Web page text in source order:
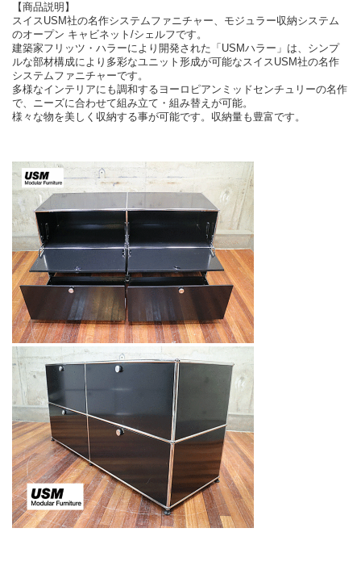
【商品説明】
スイスUSM社の名作システムファニチャー、モジュラー収納システム
のオープン キャビネット/シェルフです。
建築家フリッツ・ハラーにより開発された「USMハラー」は、シンプ
ルな部材構成により多彩なユニット形成が可能なスイスUSM社の名作
システムファニチャーです。
多様なインテリアにも調和するヨーロピアンミッドセンチュリーの名作
で、ニーズに合わせて組み立て・組み替えが可能。
様々な物を美しく収納する事が可能です。収納量も豊富です。